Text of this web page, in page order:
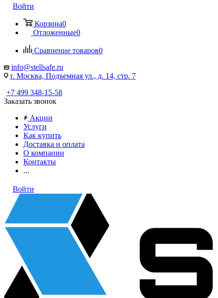
Войти
Корзина0
Отложенные0
Сравнение товаров0
info@stellsafe.ru
г. Москва, Подъемная ул., д. 14, стр. 7
+7 499 348-15-58
Заказать звонок
Акции
Услуги
Как купить
Доставка и оплата
О компании
Контакты
...
Войти